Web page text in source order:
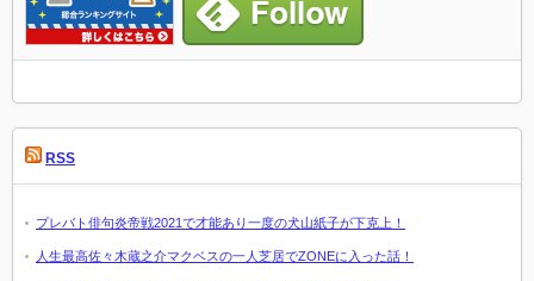
RSS
プレバト俳句炎帝戦2021で才能あり一度の犬山紙子が下克上！
人生最高佐々木蔵之介マクベスの一人芝居でZONEに入った話！